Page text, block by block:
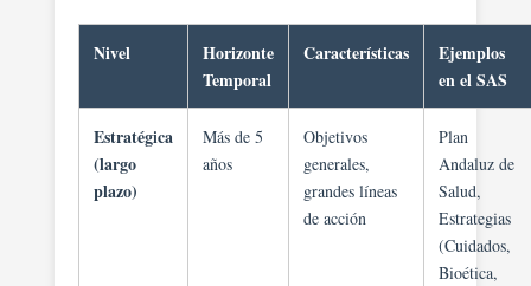
Nivel
Horizonte
Temporal
Características
Ejemplos
en el SAS
Estratégica
(largo
plazo)
Más de 5
años
Objetivos
generales,
grandes líneas
de acción
Plan
Andaluz de
Salud,
Estrategias
(Cuidados,
Bioética,